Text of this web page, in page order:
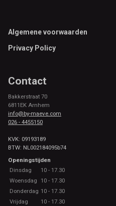
Footer
Algemene voorwaarden
Privacy Policy
Contact
Bakkerstraat 70
6811EK Arnhem
info@by-maeve.com
026 - 4455150
KVK: 09193189
BTW: NL002184095b74
Openingstijden
Dinsdag
10 - 17.30
Woensdag
10 - 17.30
Donderdag 10 - 17.30
Vrijdag
10 - 17.30